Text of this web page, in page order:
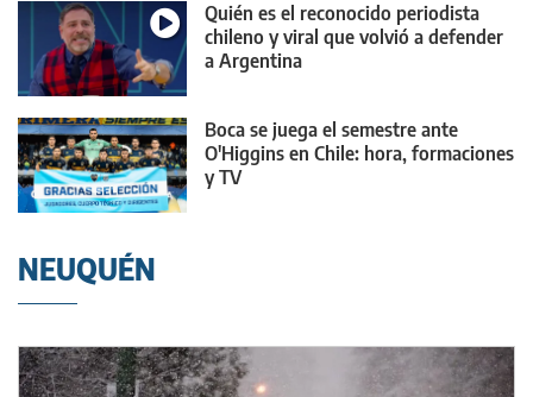
Quién es el reconocido periodista
chileno y viral que volvió a defender
a Argentina
Boca se juega el semestre ante
O'Higgins en Chile: hora, formaciones
y TV
NEUQUÉN